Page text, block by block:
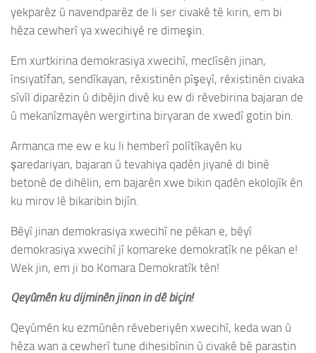
yekparêz û navendparêz de li ser civakê tê kirin, em bi
hêza cewherî ya xwecihiyê re dimeşin.
Em xurtkirina demokrasiya xwecihî, meclîsên jinan,
însiyatîfan, sendîkayan, rêxistinên pîşeyî, rêxistinên civaka
sîvîl diparêzin û dibêjin divê ku ew di rêvebirina bajaran de
û mekanîzmayên wergirtina biryaran de xwedî gotin bin.
Armanca me ew e ku li hemberî polîtîkayên ku
şaredariyan, bajaran û tevahiya qadên jiyanê di binê
betonê de dihêlin, em bajarên xwe bikin qadên ekolojîk ên
ku mirov lê bikaribin bijîn.
Bêyî jinan demokrasiya xwecihî ne pêkan e, bêyî
demokrasiya xwecihî jî komareke demokratîk ne pêkan e!
Wek jin, em ji bo Komara Demokratîk tên!
Qeyûmên ku dijminên jinan in dê biçin!
Qeyûmên ku ezmûnên rêveberiyên xwecihî, keda wan û
hêza wan a cewherî tune dihesibînin û civakê bê parastin